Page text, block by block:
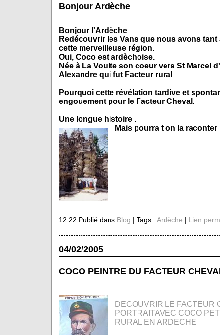
Bonjour Ardèche
Bonjour l'Ardèche
Redécouvrir les Vans que nous avons tant
cette merveilleuse région.
Oui, Coco est ardèchoise.
Née à La Voulte son coeur vers St Marcel
Alexandre qui fut Facteur rural
Pourquoi cette révélation tardive et
engouement pour le Facteur Cheval.
Une longue histoire .
Mais pourra t on la raconter
12:22 Publié dans Blog | Tags : Ardèche | Lien
04/02/2005
COCO PEINTRE DU FACTEUR
DECOUVRIR LE FACTEUR
PORTRAITAVEC COCO
RURAL EN ARDECHE